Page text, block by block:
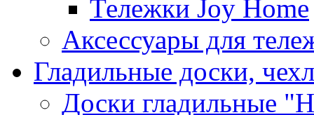
Тележки Joy Home
Аксессуары для
Гладильные доски,
Доски гладильные